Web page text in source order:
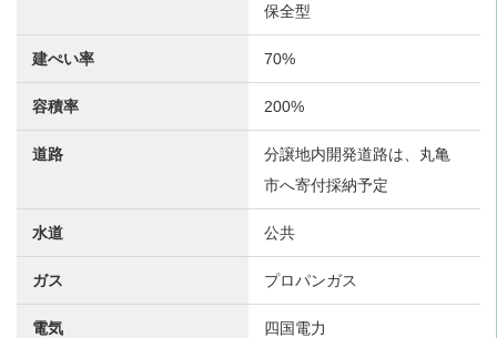
保全型
建ぺい率 70%
容積率 200%
道路
分譲地内開発道路は、丸亀
市へ寄付採納予定
水道 公共
ガス プロパンガス
電気 四国電力